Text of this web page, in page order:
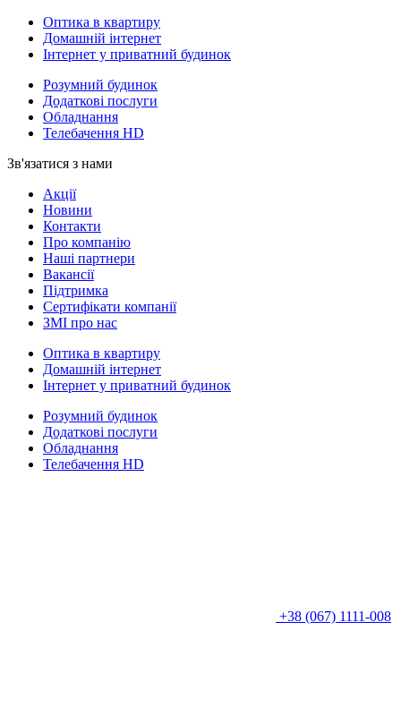
Оптика в квартиру
Домашній інтернет
Інтернет у приватний будинок
Розумний будинок
Додаткові послуги
Обладнання
Телебачення HD
Зв'язатися з нами
Акції
Новини
Контакти
Про компанію
Наші партнери
Вакансії
Підтримка
Сертифікати компанії
ЗМІ про нас
Оптика в квартиру
Домашній інтернет
Інтернет у приватний будинок
Розумний будинок
Додаткові послуги
Обладнання
Телебачення HD
+38 (067) 1111-008